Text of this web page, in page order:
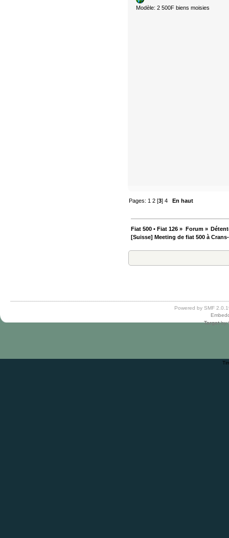
Modèle: 2 500F biens moisies
Pages: 1 2 [3]4 En haut
Fiat 500 • Fiat 126 » Forum»
[Suisse] Meeting de fiat 500 à
Powered by SMF
Targetby